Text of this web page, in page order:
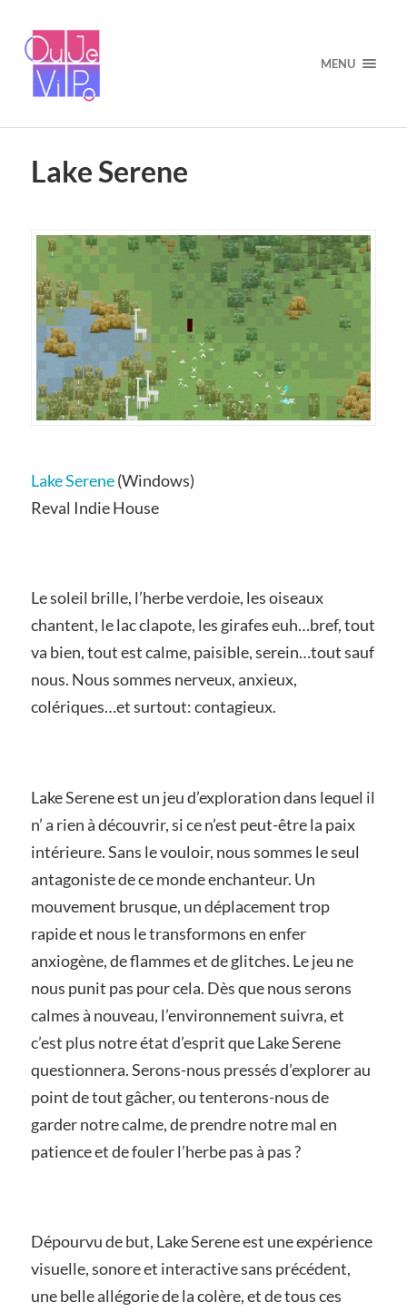
MENU
Lake Serene
Lake Serene(Windows)
Reval Indie House
Le soleil brille, l’herbe verdoie, les oiseaux
chantent, le lac clapote, les girafes euh…bref, tout
va bien, tout est calme, paisible, serein…tout sauf
nous. Nous sommes nerveux, anxieux,
colériques…et surtout: contagieux.
Lake Serene est un jeu d’exploration dans lequel il
n’ a rien à découvrir, si ce n’est peut-être la paix
intérieure. Sans le vouloir, nous sommes le seul
antagoniste de ce monde enchanteur. Un
mouvement brusque, un déplacement trop
rapide et nous le transformons en enfer
anxiogène, de flammes et de glitches. Le jeu ne
nous punit pas pour cela. Dès que nous serons
calmes à nouveau, l’environnement suivra, et
c’est plus notre état d’esprit que Lake Serene
questionnera. Serons-nous pressés d’explorer au
point de tout gâcher, ou tenterons-nous de
garder notre calme, de prendre notre mal en
patience et de fouler l’herbe pas à pas ?
Dépourvu de but, Lake Serene est une expérience
visuelle, sonore et interactive sans précédent,
une belle allégorie de la colère, et de tous ces